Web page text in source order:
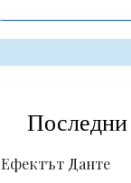
Ефектът Данте